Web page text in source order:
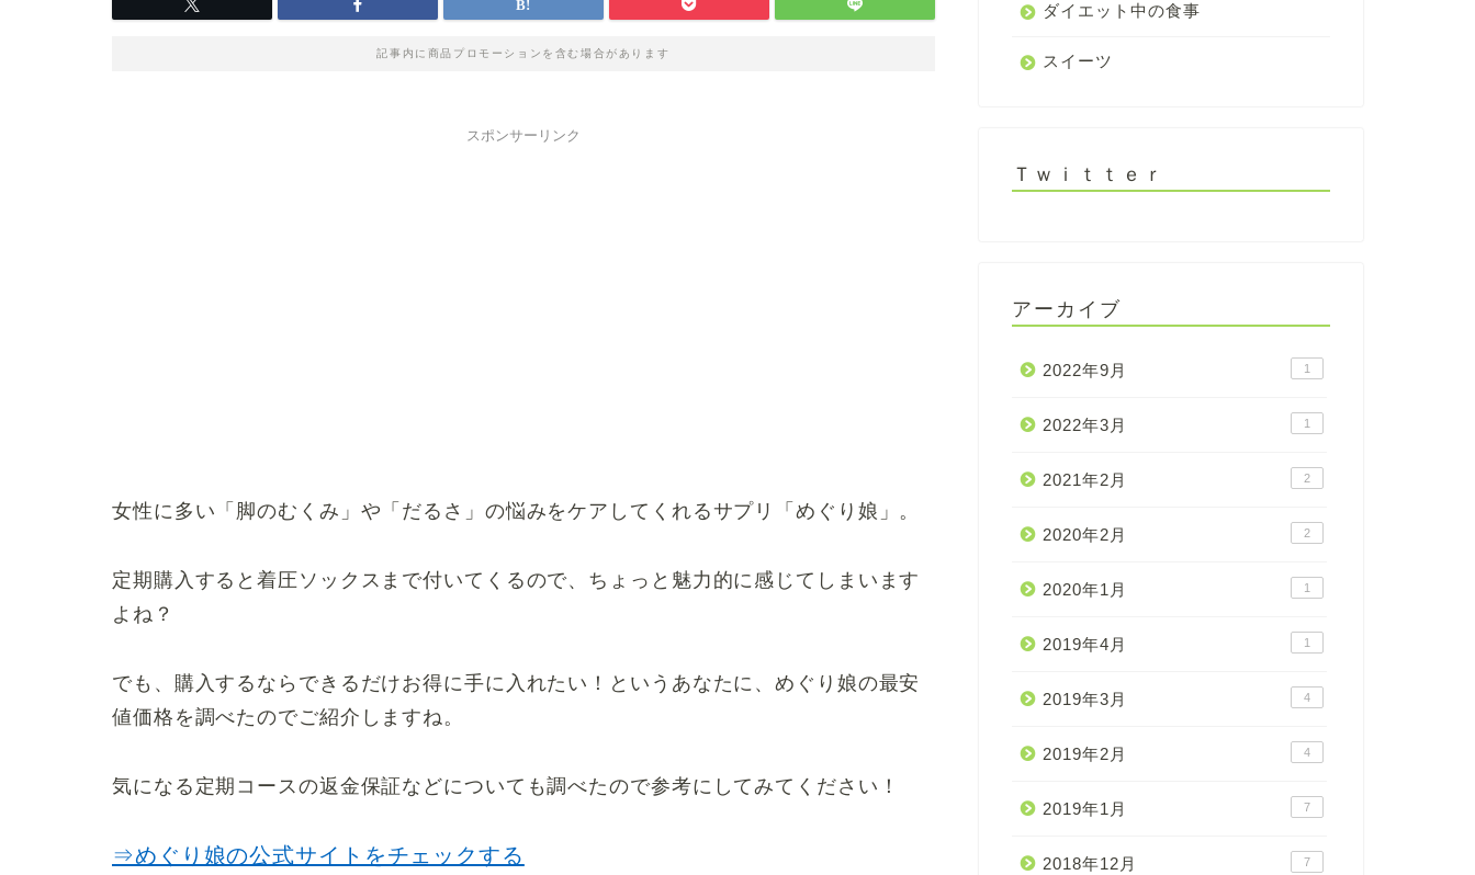
記事内に商品プロモーションを含む場合があります
スポンサーリンク
女性に多い「脚のむくみ」や「だるさ」の悩みをケアしてくれるサプリ「めぐり娘」。
定期購入すると着圧ソックスまで付いてくるので、ちょっと魅力的に感じてしまいます
よね？
でも、購入するならできるだけお得に手に入れたい！というあなたに、めぐり娘の最安
値価格を調べたのでご紹介しますね。
気になる定期コースの返金保証などについても調べたので参考にしてみてください！
⇒めぐり娘の公式サイトをチェックする
ダイエット中の食事
スイーツ
Ｔｗｉｔｔｅｒ
アーカイブ
2022年9月 1
2022年3月 1
2021年2月 2
2020年2月 2
2020年1月 1
2019年4月 1
2019年3月 4
2019年2月 4
2019年1月 7
2018年12月 7